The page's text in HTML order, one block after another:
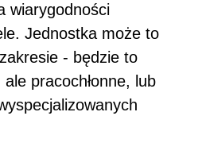
wiarygodności
Jednostka może to
- będzie to
pracochłonne, lub